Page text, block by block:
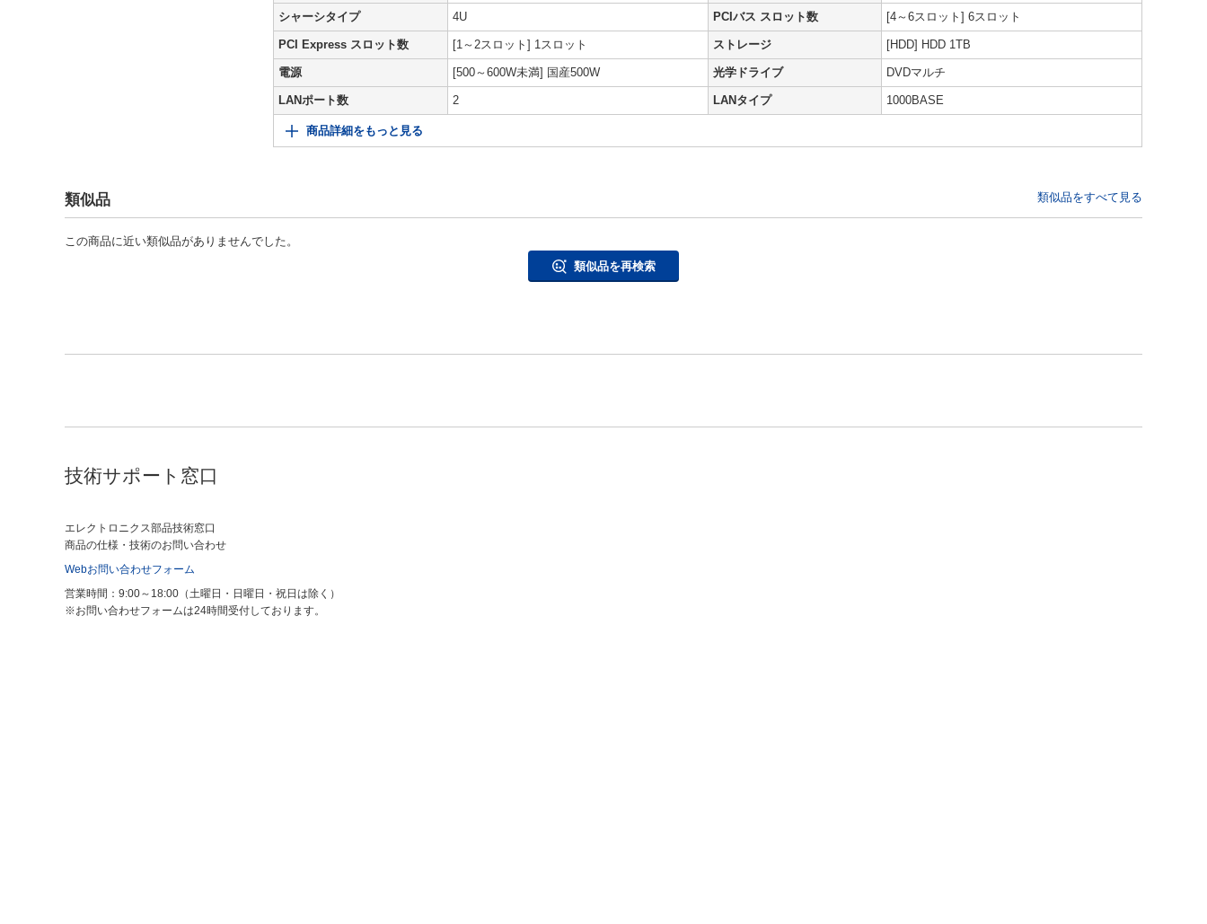
シャーシタイプ 4U PCIバス スロット数 [4～6スロット] 6スロット
PCI Express スロット数 [1～2スロット] 1スロット ストレージ [HDD] HDD 1TB
電源 [500～600W未満] 国産500W 光学ドライブ DVDマルチ
LANポート数 2 LANタイプ 1000BASE
商品詳細をもっと見る
類似品 類似品をすべて見る
この商品に近い類似品がありませんでした。
類似品を再検索
技術サポート窓口
エレクトロニクス部品技術窓口
商品の仕様・技術のお問い合わせ
Webお問い合わせフォーム
営業時間：9:00～18:00（土曜日・日曜日・祝日は除く）
※お問い合わせフォームは24時間受付しております。